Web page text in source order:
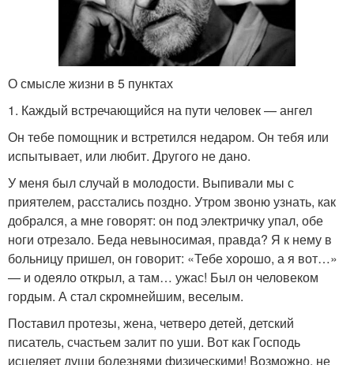
О смысле жизни в 5 пунктах
1. Каждый встречающийся на пути человек — ангел
Он тебе помощник и встретился недаром. Он тебя или
испытывает, или любит. Другого не дано.
У меня был случай в молодости. Выпивали мы с
приятелем, расстались поздно. Утром звоню узнать, как
добрался, а мне говорят: он под электричку упал, обе
ноги отрезало. Беда невыносимая, правда? Я к нему в
больницу пришел, он говорит: «Тебе хорошо, а я вот…»
— и одеяло открыл, а там… ужас! Был он человеком
гордым. А стал скромнейшим, веселым.
Поставил протезы, жена, четверо детей, детский
писатель, счастьем залит по уши. Вот как Господь
исцеляет души болезнями физическими! Возможно, не